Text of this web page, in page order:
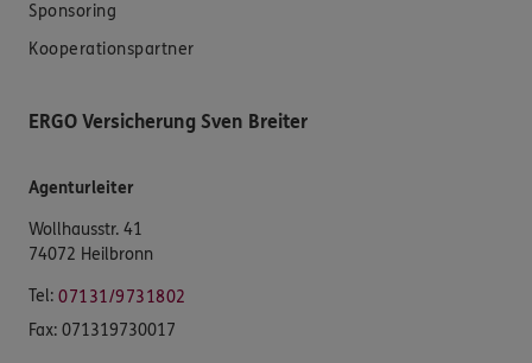
Sponsoring
Kooperationspartner
ERGO Versicherung Sven Breiter
Agenturleiter
Wollhausstr. 41
74072 Heilbronn
Tel: 07131/9731802
Fax: 071319730017